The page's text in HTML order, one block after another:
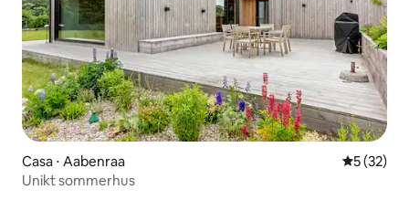
Casa ⋅ Aabenraa 5 de uma
5 (32)
Unikt sommerhus